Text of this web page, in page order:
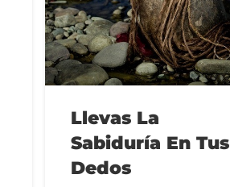
Llevas La
Sabiduría En Tus
Dedos